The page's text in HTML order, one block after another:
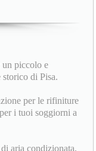
un piccolo e
di Pisa.
per le rifiniture
i tuoi soggiorni a
aria condizionata,